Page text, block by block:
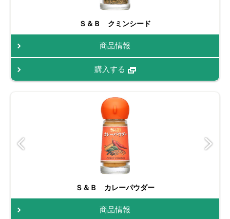
Ｓ＆Ｂ クミンシード
商品情報
購入する
Ｓ＆Ｂ カレーパウダー
商品情報